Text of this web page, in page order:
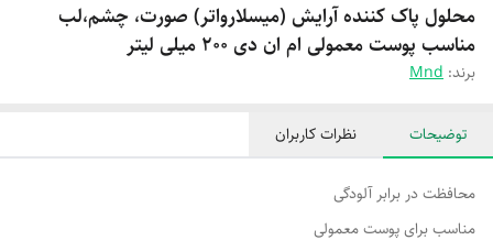
محلول پاک کننده آرایش (میسلارواتر) صورت، چشم،لب
مناسب پوست معمولی ام ان دی 200 میلی لیتر
برند: Mnd
توضیحات نظرات کاربران
محافظت در برابر آلودگی
مناسب برای پوست معمولی